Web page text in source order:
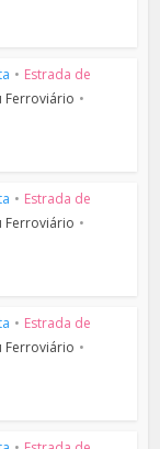
• Estrada de
Ferroviário •
• Estrada de
Ferroviário •
• Estrada de
Ferroviário •